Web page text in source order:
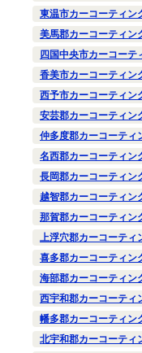
東温市カーコーティン
美馬郡カーコーティン
四国中央市カーコーテ
香美市カーコーティン
西予市カーコーティン
安芸郡カーコーティン
仲多度郡カーコーティ
名西郡カーコーティン
長岡郡カーコーティン
越智郡カーコーティン
那賀郡カーコーティン
上浮穴郡カーコーティ
喜多郡カーコーティン
海部郡カーコーティン
西宇和郡カーコーティ
幡多郡カーコーティン
北宇和郡カーコーティ